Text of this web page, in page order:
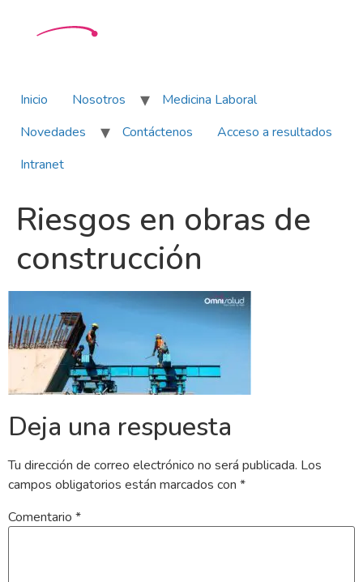
Inicio Nosotros
Medicina Laboral
Novedades
Contáctenos
Acceso a resultados
Intranet
Riesgos en obras de
construcción
Deja una respuesta
Tu dirección de correo electrónico no será publicada. Los
campos obligatorios están marcados con *
Comentario *